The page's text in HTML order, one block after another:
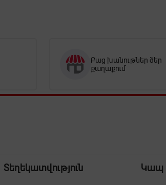
Բաց խանութներ ձեր
քաղաքում
Տեղեկատվություն Կապ